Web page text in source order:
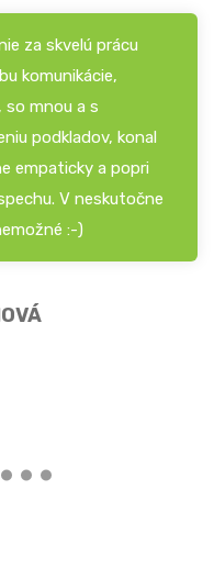
za skvelú prácu
komunikácie,
mnou a s
podkladov, konal
empaticky a popri
V neskutočne
:-)